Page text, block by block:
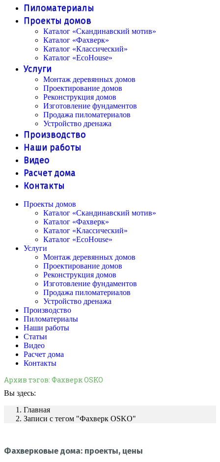
Пиломатериалы
Проекты домов
Каталог «Скандинавский мотив»
Каталог «Фахверк»
Каталог «Классический»
Каталог «EcoHouse»
Услуги
Монтаж деревянных домов
Проектирование домов
Реконструкция домов
Изготовление фундаментов
Продажа пиломатериалов
Устройство дренажа
Производство
Наши работы
Видео
Расчет дома
Контакты
Проекты домов
Каталог «Скандинавский мотив»
Каталог «Фахверк»
Каталог «Классический»
Каталог «EcoHouse»
Услуги
Монтаж деревянных домов
Проектирование домов
Реконструкция домов
Изготовление фундаментов
Продажа пиломатериалов
Устройство дренажа
Производство
Пиломатериалы
Наши работы
Статьи
Видео
Расчет дома
Контакты
Архив тэгов: Фахверк OSKO
Вы здесь:
Главная
Записи с тегом "Фахверк OSKO"
Фахверковые дома: проекты, цены